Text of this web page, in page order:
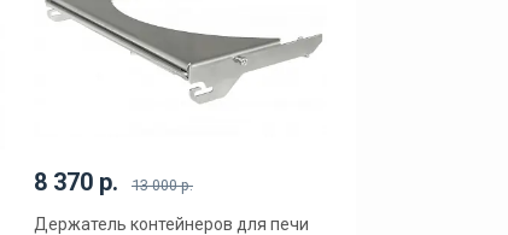
8 370 р. 13 000 р.
Держатель контейнеров для печи